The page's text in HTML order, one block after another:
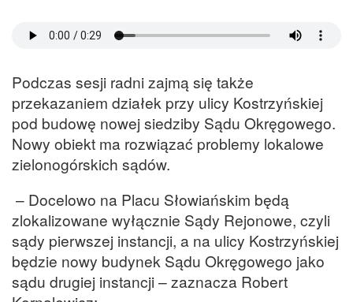
Podczas sesji radni zajmą się także
przekazaniem działek przy ulicy Kostrzyńskiej
pod budowę nowej siedziby Sądu Okręgowego.
Nowy obiekt ma rozwiązać problemy lokalowe
zielonogórskich sądów.
– Docelowo na Placu Słowiańskim będą
zlokalizowane wyłącznie Sądy Rejonowe, czyli
sądy pierwszej instancji, a na ulicy Kostrzyńskiej
będzie nowy budynek Sądu Okręgowego jako
sądu drugiej instancji – zaznacza Robert